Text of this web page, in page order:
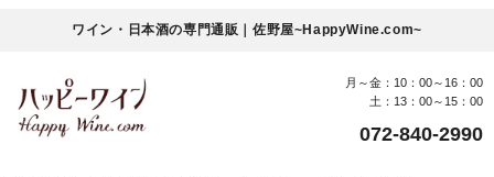
ワイン・日本酒の専門通販｜佐野屋~HappyWine.com~
月～金：10：00～16：00
土：13：00～15：00
072-840-2990